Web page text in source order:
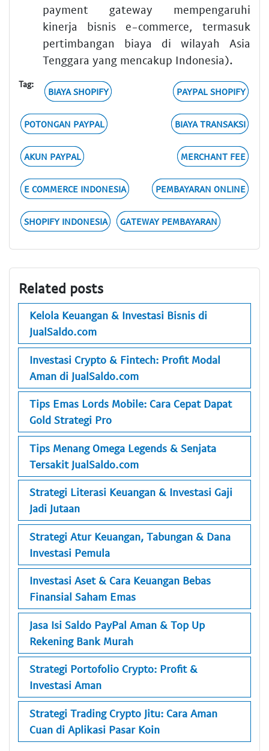
payment gateway mempengaruhi
kinerja bisnis e-commerce, termasuk
pertimbangan biaya di wilayah Asia
Tenggara yang mencakup Indonesia).
Tag:
BIAYA SHOPIFY PAYPAL SHOPIFY
POTONGAN PAYPAL BIAYA TRANSAKSI
AKUN PAYPAL MERCHANT FEE
E COMMERCE INDONESIA PEMBAYARAN ONLINE
SHOPIFY INDONESIA GATEWAY PEMBAYARAN
Related posts
Kelola Keuangan & Investasi Bisnis di
JualSaldo.com
Investasi Crypto & Fintech: Profit Modal
Aman di JualSaldo.com
Tips Emas Lords Mobile: Cara Cepat Dapat
Gold Strategi Pro
Tips Menang Omega Legends & Senjata
Tersakit JualSaldo.com
Strategi Literasi Keuangan & Investasi Gaji
Jadi Jutaan
Strategi Atur Keuangan, Tabungan & Dana
Investasi Pemula
Investasi Aset & Cara Keuangan Bebas
Finansial Saham Emas
Jasa Isi Saldo PayPal Aman & Top Up
Rekening Bank Murah
Strategi Portofolio Crypto: Profit &
Investasi Aman
Strategi Trading Crypto Jitu: Cara Aman
Cuan di Aplikasi Pasar Koin